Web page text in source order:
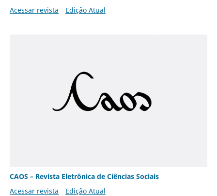
Acessar revista
Edição Atual
CAOS – Revista Eletrônica de Ciências Sociais
Acessar revista
Edição Atual